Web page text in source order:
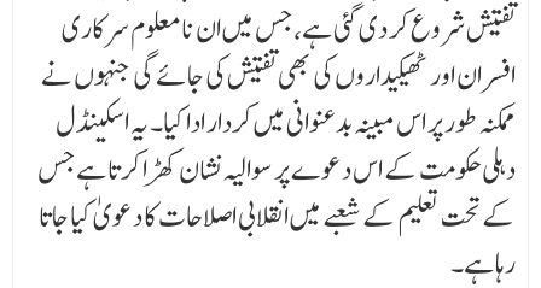
تفتیش شروع کر دی گئی ہے، جس میں ان نامعلوم سرکاری
افسران اور ٹھیکیداروں کی بھی تفتیش کی جائے گی جنہوں نے
ممکنہ طور پر اس مبینہ بدعنوانی میں کردار ادا کیا۔ یہ اسکینڈل
دہلی حکومت کے اس دعوے پر سوالیہ نشان کھڑا کرتا ہے جس
کے تحت تعلیم کے شعبے میں انقلابی اصلاحات کا دعویٰ کیا جاتا
رہا ہے۔